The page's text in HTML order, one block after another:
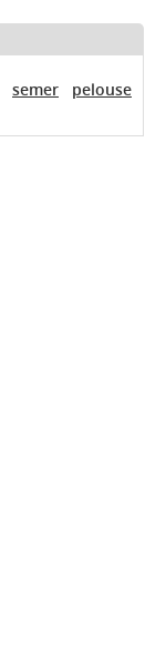
semer
pelouse